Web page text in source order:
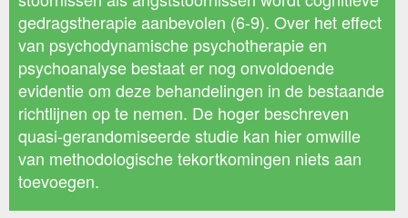
gedragstherapie aanbevolen (6-9). Over het effect
van psychodynamische psychotherapie en
psychoanalyse bestaat er nog onvoldoende
evidentie om deze behandelingen in de bestaande
richtlijnen op te nemen. De hoger beschreven
quasi-gerandomiseerde studie kan hier omwille
van methodologische tekortkomingen niets aan
toevoegen.